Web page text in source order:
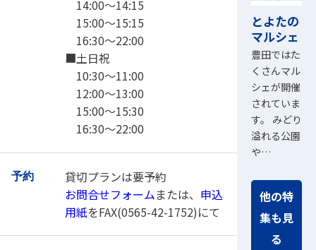
14:00～14:15
15:00～15:15
16:30～22:00
■土日祝
10:30～11:00
12:00～13:00
15:00～15:30
16:30～22:00
予約
貸切プランは要予約
お問合せフォームまたは、 申込
用紙をFAX(0565-42-1752)にて
とよたの
マルシェ
豊田ではた
くさんマル
シェが開催
されていま
す。 みどり
溢れる公園
や…
他の特
集も見
る